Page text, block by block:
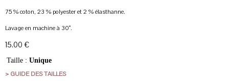
75 % coton, 23 % polyester et 2 % élasthanne.
Lavage en machine à 30°.
15.00 €
Taille : Unique
> GUIDE DES TAILLES